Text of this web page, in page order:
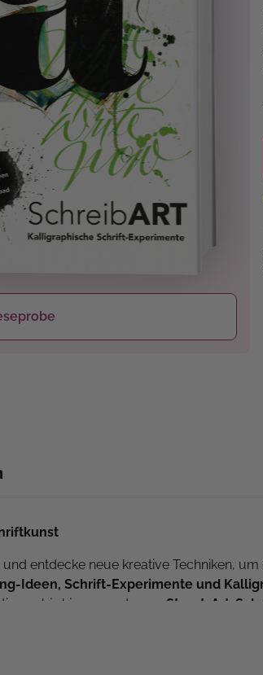
und entdecke neue kreative Techniken,
Ideen, Schrift-Experimente und
bis hin zu modernen Street-Art-
dir, wie du mit